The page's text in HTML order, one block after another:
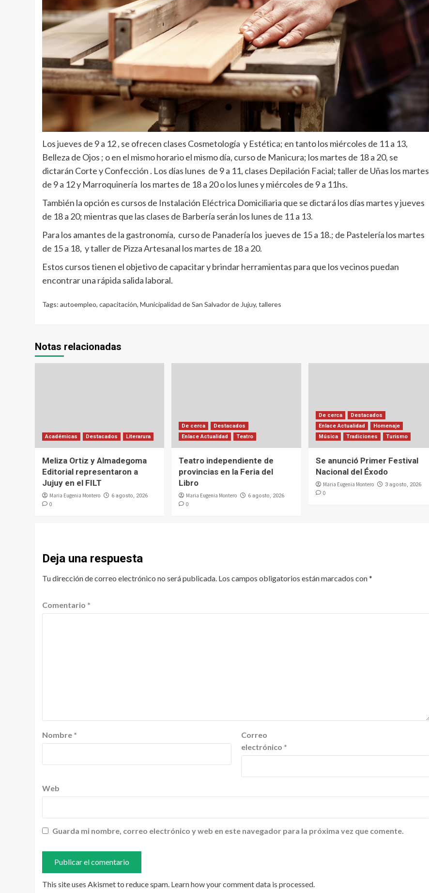
Los jueves de 9 a 12 , se ofrecen clases Cosmetología y Estética; en tanto los miércoles de 11 a 13,
Belleza de Ojos ; o en el mismo horario el mismo día, curso de Manicura; los martes de 18 a 20, se
dictarán Corte y Confección . Los días lunes de 9 a 11, clases Depilación Facial; taller de Uñas los martes
de 9 a 12 y Marroquinería los martes de 18 a 20 o los lunes y miércoles de 9 a 11hs.
También la opción es cursos de Instalación Eléctrica Domiciliaria que se dictará los días martes y jueves
de 18 a 20; mientras que las clases de Barbería serán los lunes de 11 a 13.
Para los amantes de la gastronomía, curso de Panadería los jueves de 15 a 18.; de Pastelería los martes
de 15 a 18, y taller de Pizza Artesanal los martes de 18 a 20.
Estos cursos tienen el objetivo de capacitar y brindar herramientas para que los vecinos puedan
encontrar una rápida salida laboral.
Tags: autoempleo, capacitación, Municipalidad de San Salvador de Jujuy, talleres
Notas relacionadas
Académicas Destacados Literarura
Meliza Ortiz y Almadegoma
Editorial representaron a
Jujuy en el FILT
Maria Eugenia Montero 6 agosto, 2026
0
De cerca
Destacados
Enlace Actualidad
Teatro
Teatro independiente de
provincias en la Feria del
Libro
Maria Eugenia Montero 6 agosto, 2026
0
De cerca
Destacados
Enlace Actualidad
Homenaje
Música
Tradiciones Turismo
Se anunció Primer Festival
Nacional del Éxodo
Maria Eugenia Montero 3 agosto, 2026
0
Deja una respuesta
Tu dirección de correo electrónico no será publicada. Los campos obligatorios están marcados con*
Comentario *
Nombre *
Correo
electrónico *
Web
Guarda mi nombre, correo electrónico y web en este navegador para la próxima vez que comente.
This site uses Akismet to reduce spam. Learn how your comment data is processed.